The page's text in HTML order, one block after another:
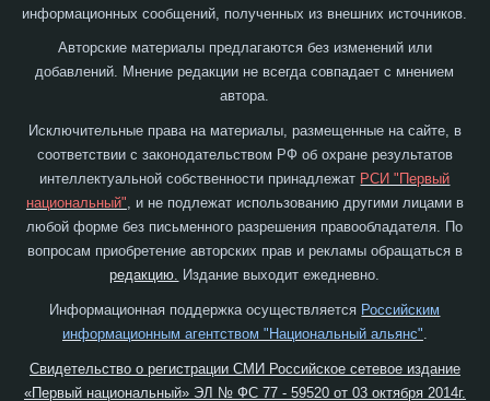
информационных сообщений, полученных из внешних источников.
Авторские материалы предлагаются без изменений или
добавлений. Мнение редакции не всегда совпадает с мнением
автора.
Исключительные права на материалы, размещенные на сайте, в
соответствии с законодательством РФ об охране результатов
интеллектуальной собственности принадлежат РСИ "Первый
национальный", и не подлежат использованию другими лицами в
любой форме без письменного разрешения правообладателя. По
вопросам приобретение авторских прав и рекламы обращаться в
редакцию. Издание выходит ежедневно.
Информационная поддержка осуществляется Российским
информационным агентством "Национальный альянс"
Свидетельство о регистрации СМИ Российское сетевое издание
«Первый национальный» ЭЛ № ФС 77 - 59520 от 03 октября 2014г.